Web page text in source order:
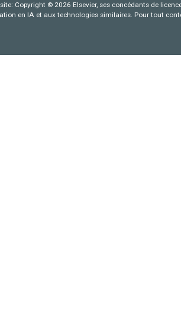
Copyright © 2026 Elsevier, ses concédants de
en IA et aux technologies similaires. Pour tout